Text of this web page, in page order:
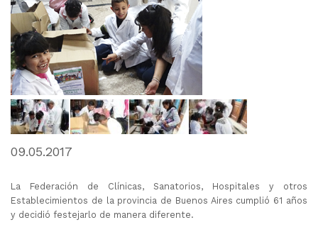
ayuda
a
la
navegación
09.05.2017
La Federación de Clínicas, Sanatorios, Hospitales y otros
Establecimientos de la provincia de Buenos Aires cumplió 61 años
y decidió festejarlo de manera diferente.